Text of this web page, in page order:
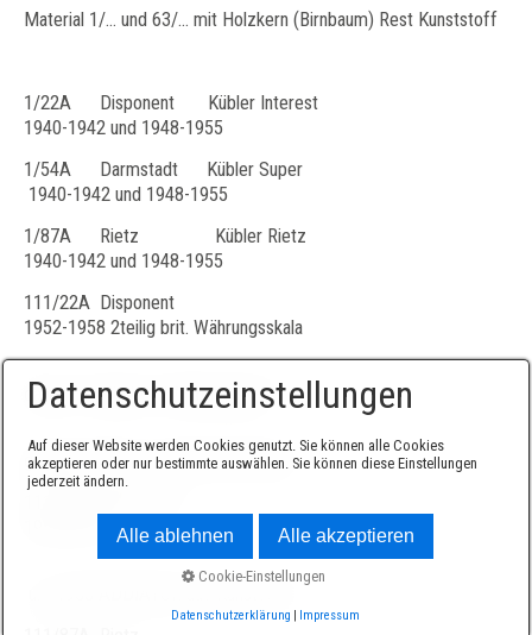
Material 1/… und 63/… mit Holzkern (Birnbaum) Rest Kunststoff
1/22A Disponent Kübler Interest
1940-1942 und 1948-1955
1/54A Darmstadt Kübler Super
1940-1942 und 1948-1955
1/87A Rietz Kübler Rietz
1940-1942 und 1948-1955
111/22A Disponent
1952-1958 2teilig brit. Währungsskala
danach 1teilig brit. Währungsskala
gegen Ende (bis 1973) ohne W.skala
Datenschutzeinstellungen
Auf dieser Website werden Cookies genutzt. Sie können alle Cookies
akzeptieren oder nur bestimmte auswählen. Sie können diese Einstellungen
jederzeit ändern.
Alle ablehnen Alle akzeptieren
Cookie-Einstellungen
Datenschutzerklärung | Impressum